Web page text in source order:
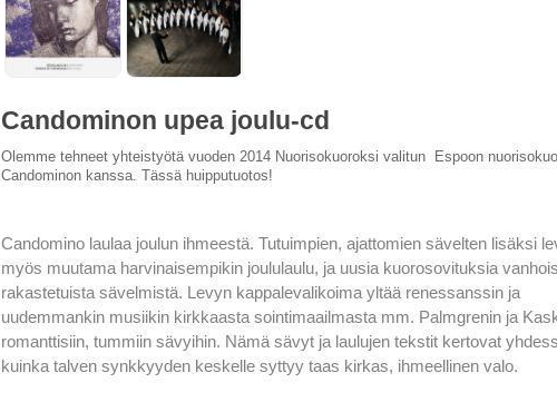
Candominon upea joulu-cd
Olemme tehneet yhteistyötä vuoden 2014 Nuorisokuoroksi valitun Espoon
Candominon kanssa. Tässä huipputuotos!
Candomino laulaa joulun ihmeestä. Tutuimpien, ajattomien sävelten lisäksi
myös muutama harvinaisempikin joululaulu, ja uusia kuorosovituksia
rakastetuista sävelmistä. Levyn kappalevalikoima yltää renessanssin ja
uudemmankin musiikin kirkkaasta sointimaailmasta mm. Palmgrenin ja
romanttisiin, tummiin sävyihin. Nämä sävyt ja laulujen tekstit kertovat
kuinka talven synkkyyden keskelle syttyy taas kirkas, ihmeellinen valo.